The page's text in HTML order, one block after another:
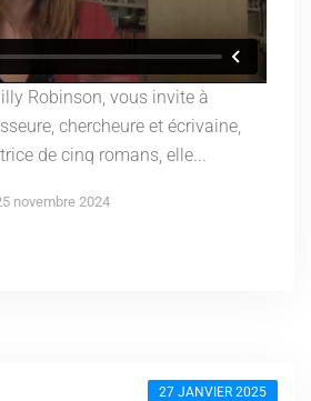
Robinson, vous invite à
chercheure et écrivaine,
de cinq romans, elle...
novembre 2024
27 JANVIER 2025